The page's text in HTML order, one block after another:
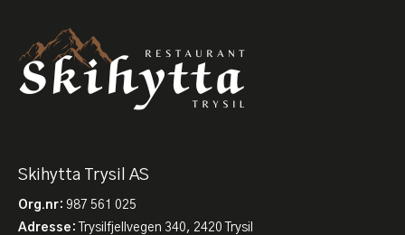
Skihytta Trysil AS
Org.nr: 987 561 025
Adresse : Trysilfjellvegen 340, 2420 Trysil